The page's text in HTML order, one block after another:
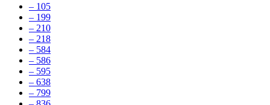
– 105
– 199
– 210
– 218
– 584
– 586
– 595
– 638
– 799